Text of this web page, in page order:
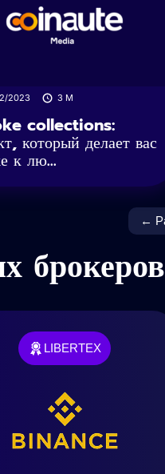
2023 3 M
collections:
который делает вас
к лю...
←
брокеров
LIBERTEX